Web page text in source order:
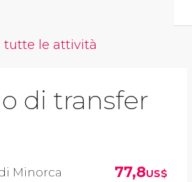
tutte le attività
di transfer
Minorca
77,8US$